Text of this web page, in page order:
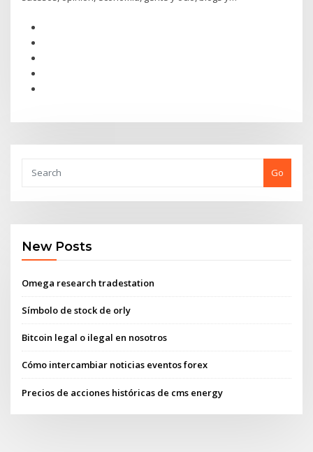
Go
New Posts
Omega research tradestation
Símbolo de stock de orly
Bitcoin legal o ilegal en nosotros
Cómo intercambiar noticias eventos forex
Precios de acciones históricas de cms energy